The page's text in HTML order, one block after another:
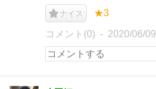
ナイス ★3
コメント(0) 2020/06/09